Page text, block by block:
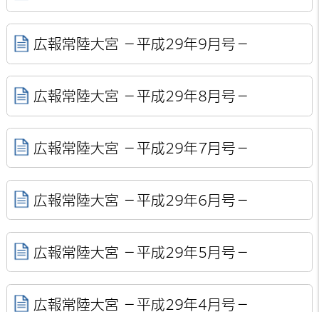
広報常陸大宮 －平成29年9月号－
広報常陸大宮 －平成29年8月号－
広報常陸大宮 －平成29年7月号－
広報常陸大宮 －平成29年6月号－
広報常陸大宮 －平成29年5月号－
広報常陸大宮 －平成29年4月号－